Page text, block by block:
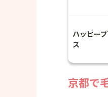
ハッピー
ス
京都で